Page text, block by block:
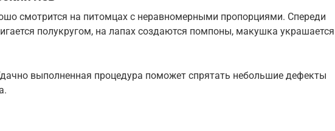
смотрится на питомцах с неравномерными пропорциями. Спереди
полукругом, на лапах создаются помпоны, макушка украшается
выполненная процедура поможет спрятать небольшие дефекты